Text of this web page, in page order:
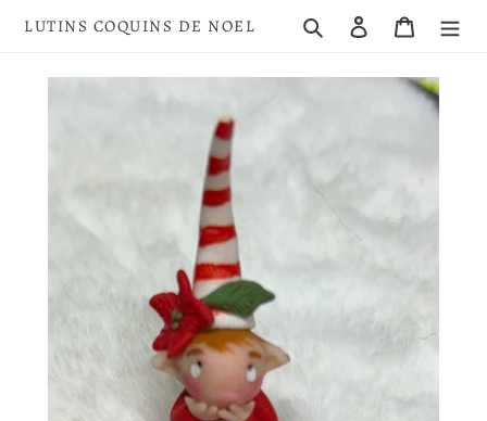
LUTINS COQUINS DE NOEL RechercherSe connecter
Panier